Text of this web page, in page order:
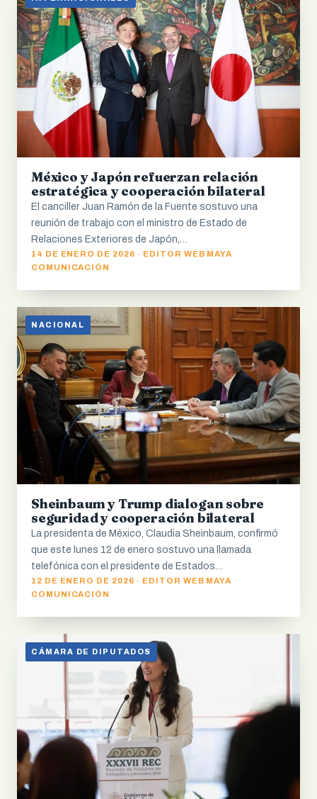
México y Japón refuerzan relación
estratégica y cooperación bilateral
El canciller Juan Ramón de la Fuente sostuvo una
reunión de trabajo con el ministro de Estado de
Relaciones Exteriores de Japón,…
14 DE ENERO DE 2026 · EDITOR WEB MAYA
COMUNICACIÓN
NACIONAL
Sheinbaum y Trump dialogan sobre
seguridad y cooperación bilateral
La presidenta de México, Claudia Sheinbaum, confirmó
que este lunes 12 de enero sostuvo una llamada
telefónica con el presidente de Estados…
12 DE ENERO DE 2026 · EDITOR WEB MAYA
COMUNICACIÓN
CÁMARA DE DIPUTADOS